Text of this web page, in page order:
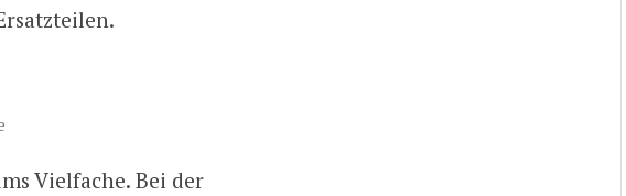
Vielfache. Bei der